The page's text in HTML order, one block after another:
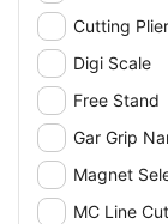
Cutting Plier
Digi Scale
Free Stand
Gar Grip
Magnet
MC Line